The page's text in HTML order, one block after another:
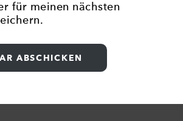
für meinen nächsten